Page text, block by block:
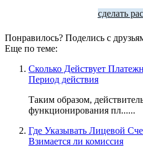
сделать
Понравилось? Поделись с
Еще по теме:
Сколько Действует
Период действия
Таким образом,
функционирования пл......
Где Указывать Лицевой
Взимается ли комиссия